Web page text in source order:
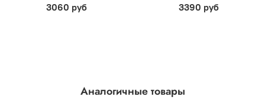
3060 руб 3390 руб
Аналогичные товары